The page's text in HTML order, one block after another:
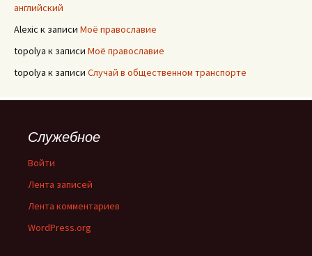
английский
Alexic к записи Моё православие
topolya к записи Моё православие
topolya к записи Случай в общественном транспорте
Служебное
Войти
Лента записей
Лента комментариев
WordPress.org